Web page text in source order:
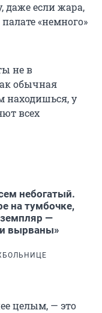
даже если жара,
«немного»
не в
обычная
находишься, у
всех
небогатый.
на тумбочке,
—
вырваны»
целым, — это